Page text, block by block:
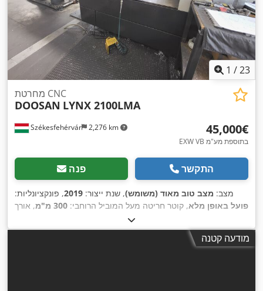
1 /23
Székesfehérvár 2,276 km
מחרטת CNC
DOOSAN LYNX 2100LMA
‏45,000 ‏€
EXW VB בתוספת מע"מ
פנה התקשר
מצב: מצב טוב מאוד (משומש), שנת ייצור: 2019, פונקציונליות:
פועל באופן מלא, קוטר חריטה מעל המוביל הרוחבי: 300 מ"מ
, אורך
, חור ציר ראשי:
(מקסימלית):6,000 סל"ד , התקדמות מהירה בציר X: 30 מ'/דקה,
36 מ'/דקה, מומנט:מודעה קטנה